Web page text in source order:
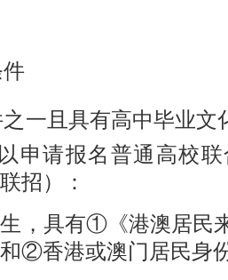
件
一且具有高中毕业文
申请报名普通高校
招）：
，具有①《港澳居民
②香港或澳门居民身